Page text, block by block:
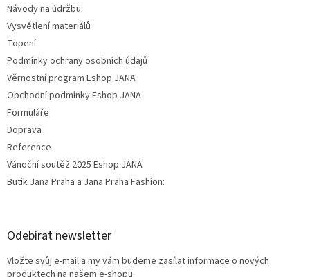
Návody na údržbu
Vysvětlení materiálů
Topení
Podmínky ochrany osobních údajů
Věrnostní program Eshop JANA
Obchodní podmínky Eshop JANA
Formuláře
Doprava
Reference
Vánoční soutěž 2025 Eshop JANA
Butik Jana Praha a Jana Praha Fashion:
Odebírat newsletter
Vložte svůj e-mail a my vám budeme zasílat informace o nových